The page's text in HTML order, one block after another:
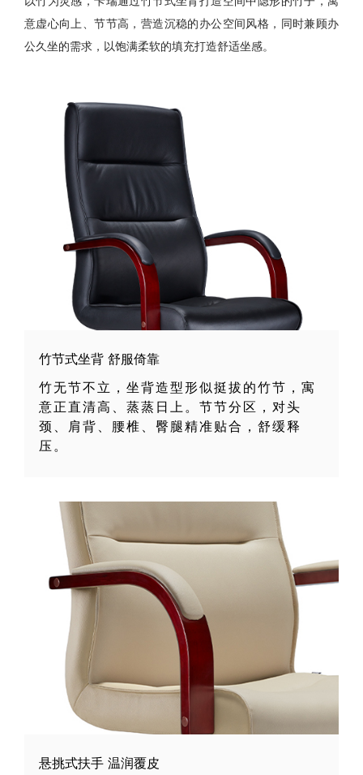
意虚心向上、节节高，营造沉稳的办公空间风格，同时兼顾办
公久坐的需求，以饱满柔软的填充打造舒适坐感。
竹节式坐背 舒服倚靠
竹无节不立，坐背造型形似挺拔的竹节，寓
意正直清高、蒸蒸日上。节节分区，对头
颈、肩背、腰椎、臀腿精准贴合，舒缓释
压。
悬挑式扶手 温润覆皮